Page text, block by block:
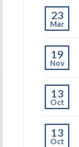
23
Mar
19
Nov
13
Oct
13
Oct